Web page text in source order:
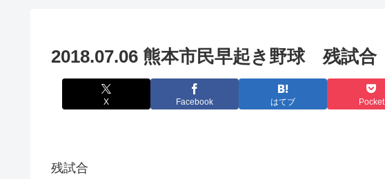
2018.07.06 熊本市民早起き野球 残試合
X Facebook はてブ Pocket
残試合